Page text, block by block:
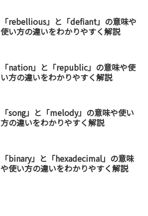
「rebellious」と「defiant」の意味や
使い方の違いをわかりやすく解説
「nation」と「republic」の意味や使
い方の違いをわかりやすく解説
「song」と「melody」の意味や使い
方の違いをわかりやすく解説
「binary」と「hexadecimal」の意味
や使い方の違いをわかりやすく解説